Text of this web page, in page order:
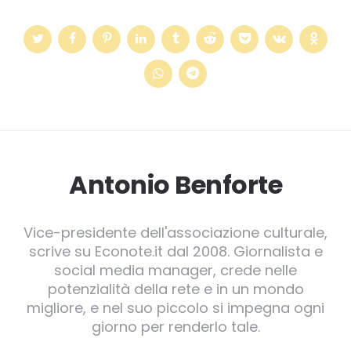
Antonio Benforte
Vice-presidente dell'associazione culturale,
scrive su Econote.it dal 2008. Giornalista e
social media manager, crede nelle
potenzialità della rete e in un mondo
migliore, e nel suo piccolo si impegna ogni
giorno per renderlo tale.